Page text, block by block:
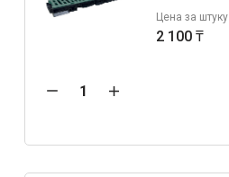
Цена за штуку
2 100 ₸